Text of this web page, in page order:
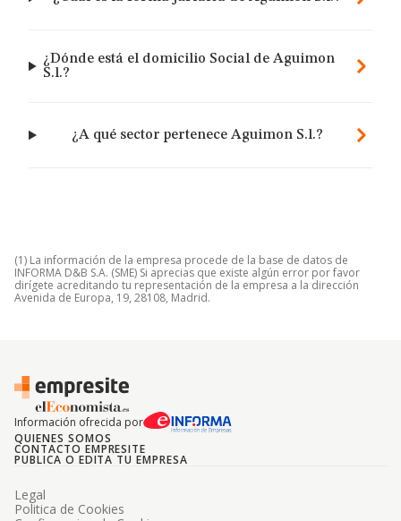
¿Dónde está el domicilio Social de Aguimon
S.l.?
¿A qué sector pertenece Aguimon S.l.?
(1) La información de la empresa procede de la base de datos de
INFORMA D&B S.A. (SME) Si aprecias que existe algún error por favor
dirígete acreditando tu representación de la empresa a la dirección
Avenida de Europa, 19, 28108, Madrid.
Información ofrecida por
QUIENES SOMOS
CONTACTO EMPRESITE
PUBLICA O EDITA TU EMPRESA
Legal
Politica de Cookies